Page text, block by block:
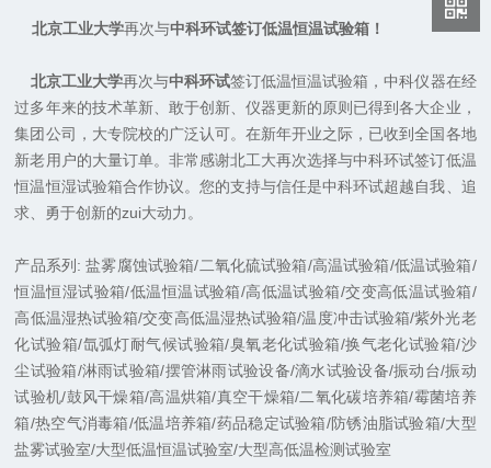
北京工业大学再次与中科环试签订低温恒温试验箱！
北京工业大学再次与中科环试签订低温恒温试验箱，中科仪器在经
过多年来的技术革新、敢于创新、仪器更新的原则已得到各大企业，
集团公司，大专院校的广泛认可。在新年开业之际，已收到全国各地
新老用户的大量订单。非常感谢北工大再次选择与中科环试签订低温
恒温恒湿试验箱合作协议。您的支持与信任是中科环试超越自我、追
求、勇于创新的zui大动力。
产品系列: 盐雾腐蚀试验箱/二氧化硫试验箱/高温试验箱/低温试验箱/
恒温恒湿试验箱/低温恒温试验箱/高低温试验箱/交变高低温试验箱/
高低温湿热试验箱/交变高低温湿热试验箱/温度冲击试验箱/紫外光老
化试验箱/氙弧灯耐气候试验箱/臭氧老化试验箱/换气老化试验箱/沙
尘试验箱/淋雨试验箱/摆管淋雨试验设备/滴水试验设备/振动台/振动
试验机/鼓风干燥箱/高温烘箱/真空干燥箱/二氧化碳培养箱/霉菌培养
箱/热空气消毒箱/低温培养箱/药品稳定试验箱/防锈油脂试验箱/大型
盐雾试验室/大型低温恒温试验室/大型高低温检测试验室